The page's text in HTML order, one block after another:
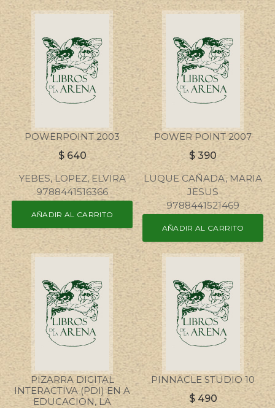
POWERPOINT 2003
$ 640
YEBES, LOPEZ, ELVIRA
9788441516366
AÑADIR AL CARRITO
POWER POINT 2007
$390
LUQUE CAÑADA, MARIA
JESUS
9788441521469
AÑADIR AL CARRITO
PIZARRA DIGITAL
INTERACTIVA (PDI) EN A
EDUCACION, LA
PINNACLE STUDIO 10
$490